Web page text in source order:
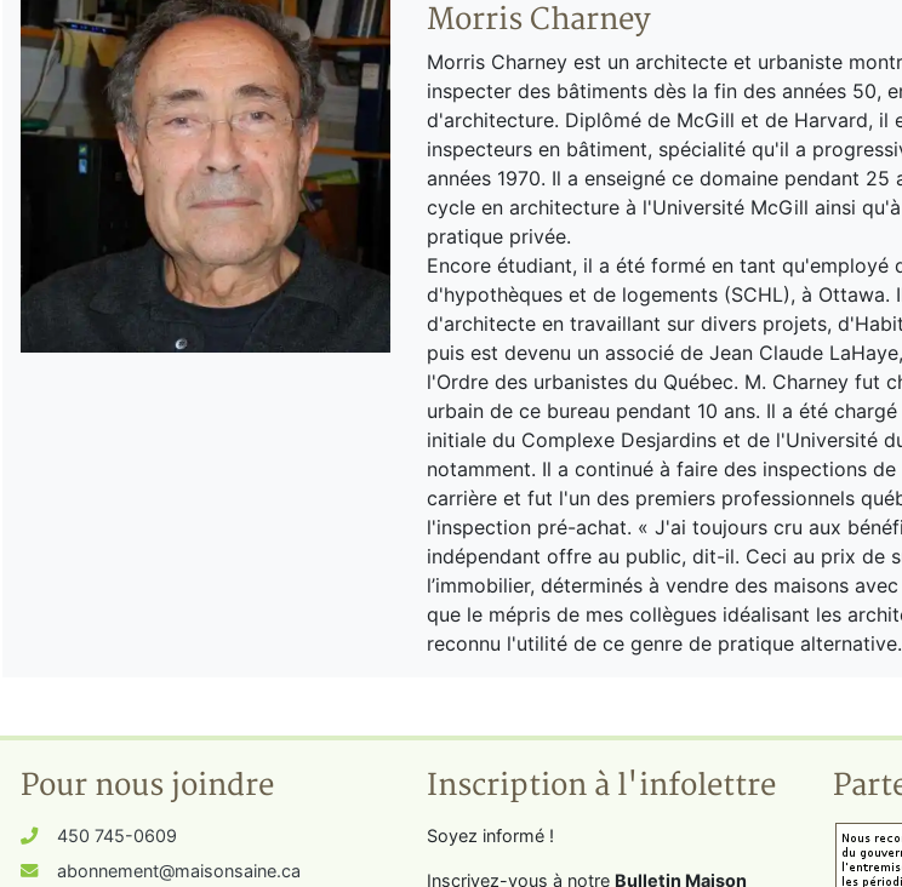
Morris Charney
Morris Charney est un architecte et urbaniste
inspecter des bâtiments dès la fin des années 50,
d'architecture. Diplômé de McGill et de Harvard, il
inspecteurs en bâtiment, spécialité qu'il a
années 1970. Il a enseigné ce domaine pendant
cycle en architecture à l'Université McGill ainsi
pratique privée.
Encore étudiant, il a été formé en tant qu'employé
d'hypothèques et de logements (SCHL), à Ottawa.
d'architecte en travaillant sur divers projets,
puis est devenu un associé de Jean Claude
l'Ordre des urbanistes du Québec. M. Charney fut
urbain de ce bureau pendant 10 ans. Il a été
initiale du Complexe Desjardins et de l'Université
notamment. Il a continué à faire des inspections
carrière et fut l'un des premiers professionnels
l'inspection pré-achat. « J'ai toujours cru aux
indépendant offre au public, dit-il. Ceci au prix de
l’immobilier, déterminés à vendre des maisons
que le mépris de mes collègues idéalisant les
reconnu l'utilité de ce genre de pratique
Pour nous joindre
450 745-0609
abonnement@maisonsaine.ca
Inscription à l'infolettre
Soyez informé !
Inscrivez-vous à notre Bulletin Maison